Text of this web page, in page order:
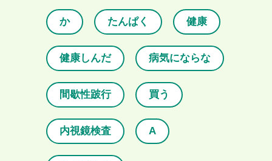
か たんぱく 健康
健康しんだ 病気にならな
間歇性跛行 買う
内視鏡検査 A